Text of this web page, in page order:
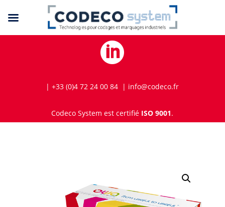

| +33 (0)4 72 24 00 84 | info@codeco.fr
Codeco System est certifié ISO 9001.